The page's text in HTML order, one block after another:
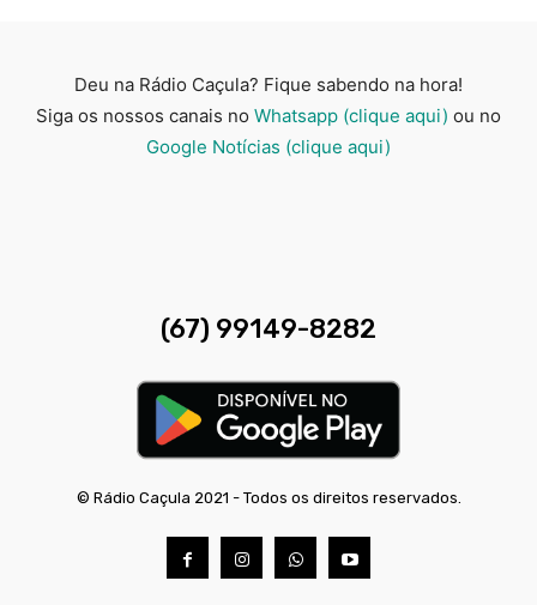
Deu na Rádio Caçula? Fique sabendo na hora!
Siga os nossos canais no Whatsapp (clique aqui) ou no
Google Notícias (clique aqui)
(67) 99149-8282
© Rádio Caçula 2021 - Todos os direitos reservados.